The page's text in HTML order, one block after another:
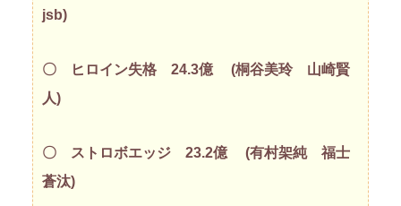
jsb)
〇 ヒロイン失格 24.3億 (桐谷美玲 山崎賢
人)
〇 ストロボエッジ 23.2億 (有村架純 福士
蒼汰)